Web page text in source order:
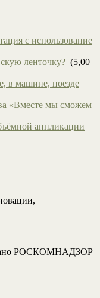
с использование
ленточку? (5,00
в машине, поезде
«Вместе мы сможем
аппликации
РОСКОМНАДЗОР